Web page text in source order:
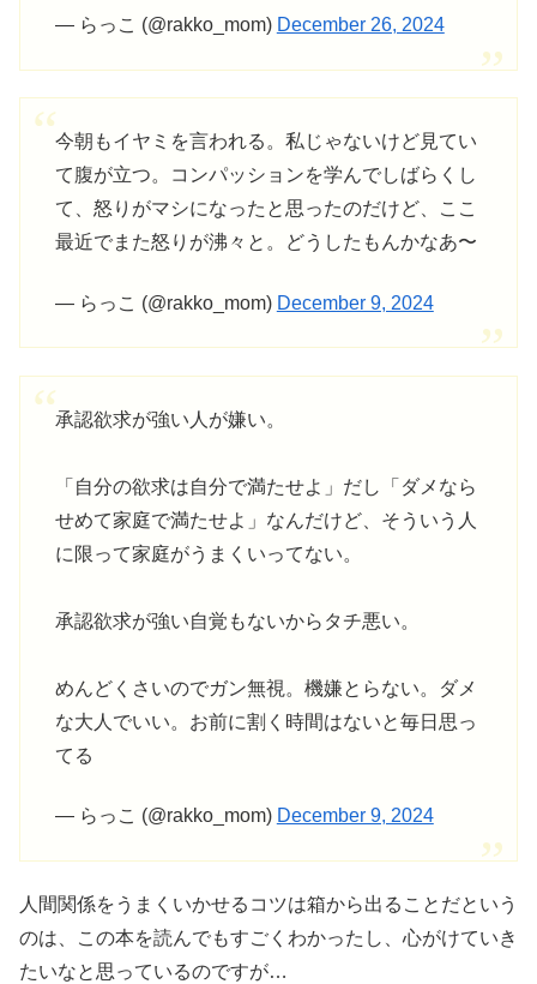
— らっこ (@rakko_mom) December 26, 2024
今朝もイヤミを言われる。私じゃないけど見てい
て腹が立つ。コンパッションを学んでしばらくし
て、怒りがマシになったと思ったのだけど、ここ
最近でまた怒りが沸々と。どうしたもんかなあ〜
— らっこ (@rakko_mom) December 9, 2024
承認欲求が強い人が嫌い。
「自分の欲求は自分で満たせよ」だし「ダメなら
せめて家庭で満たせよ」なんだけど、そういう人
に限って家庭がうまくいってない。
承認欲求が強い自覚もないからタチ悪い。
めんどくさいのでガン無視。機嫌とらない。ダメ
な大人でいい。お前に割く時間はないと毎日思っ
てる
— らっこ (@rakko_mom) December 9, 2024
人間関係をうまくいかせるコツは箱から出ることだという
のは、この本を読んでもすごくわかったし、心がけていき
たいなと思っているのですが…